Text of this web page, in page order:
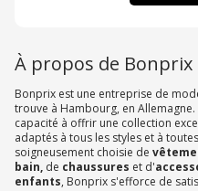
À propos de Bonprix
Bonprix est une entreprise de
trouve à Hambourg, en
capacité à offrir une collection
adaptés à tous les styles et à
soigneusement choisie de
bain, de chaussures et d'
enfants, Bonprix s'efforce de